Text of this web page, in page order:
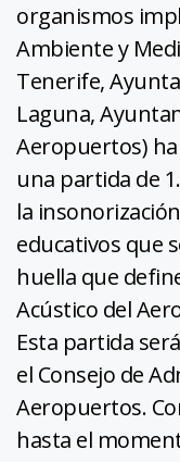
organismos
Ambiente y
Tenerife,
Laguna,
Aeropuertos)
una partida de
la
educativos que
huella que
Acústico del
Esta partida
el Consejo de
Aeropuertos.
hasta el